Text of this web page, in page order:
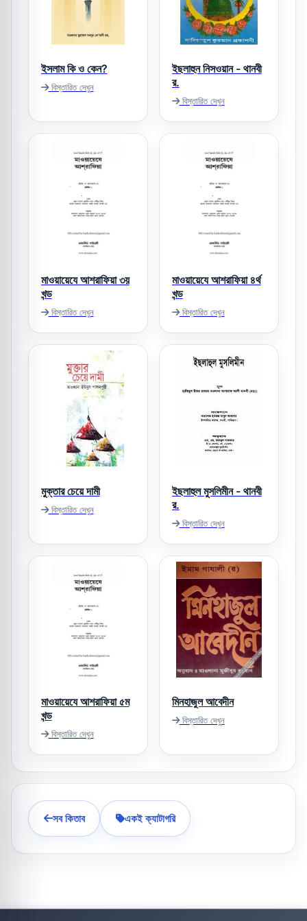
ইসলাম কি ও কেন?
বিস্তারিত দেখুন
ইছলাহুন নিসওয়ান - থানবী
র.
বিস্তারিত দেখুন
মাওয়ায়েযে আশরাফিয়া ৩য়
খন্ড
বিস্তারিত দেখুন
মাওয়ায়েযে আশরাফিয়া ৪র্থ
খন্ড
বিস্তারিত দেখুন
মুক্তার চেয়ে দামী
বিস্তারিত দেখুন
ইছলাহুল মুসলিমীন - থানবী
র.
বিস্তারিত দেখুন
মাওয়ায়েযে আশরাফিয়া ৫ম
খন্ড
বিস্তারিত দেখুন
মিনহাজুল আবেদীন
বিস্তারিত দেখুন
সব কিতাব একই ক্যাটাগরি